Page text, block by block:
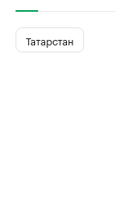
Татарстан